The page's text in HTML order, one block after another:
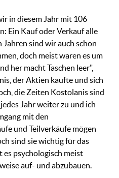
in diesem Jahr mit 106
Ein Kauf oder Verkauf alle
sind wir auch schon
doch meist waren es um
her macht Taschen leer",
der Aktien kaufte und sich
die Zeiten Kostolanis sind
Jahr weiter zu und ich
mit den
und Teilverkäufe mögen
sind sie wichtig für das
psychologisch meist
auf- und abzubauen.